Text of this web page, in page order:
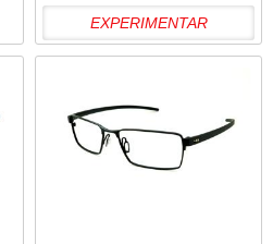
EXPERIMENTAR